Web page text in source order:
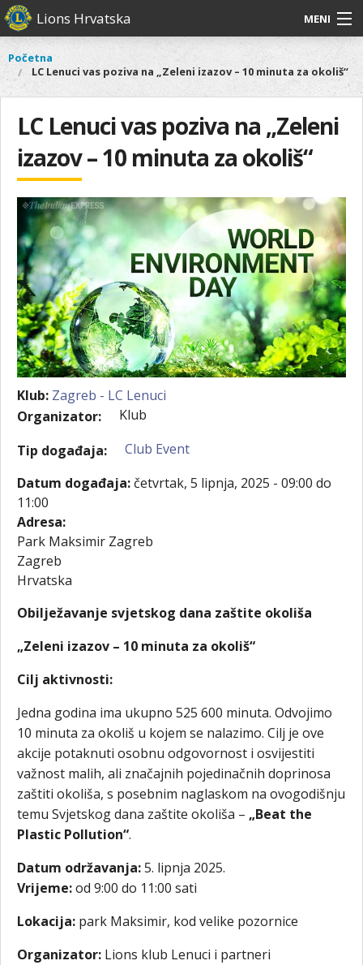
Skoči
na
sadržaj
Lions Hrvatska MENI
O nama
Lions Distrikt 126
Naši projekti
Aktivnosti
Glavni
izbornik
O
nama
Lions
Distrikt
126
Naši
projekti
Aktivnosti
Vi
ste
ovdje
Početna
LC Lenuci vas poziva na „Zeleni izazov – 10 minuta za okoliš“
LC Lenuci vas poziva na „Zeleni
izazov – 10 minuta za okoliš“
Klub: Zagreb - LC Lenuci
Organizator:
Klub
Tip događaja:
Club Event
Datum događaja: četvrtak, 5 lipnja, 2025 - 09:00 do
11:00
Adresa:
Park Maksimir Zagreb
Zagreb
Hrvatska
Obilježavanje svjetskog dana zaštite okoliša
„Zeleni izazov – 10 minuta za okoliš“
Cilj aktivnosti:
Jedna godina ima ukupno 525 600 minuta. Odvojimo
10 minuta za okoliš u kojem se nalazimo. Cilj je ove
akcije potaknuti osobnu odgovornost i osvijestiti
važnost malih, ali značajnih pojedinačnih doprinosa
zaštiti okoliša, s posebnim naglaskom na ovogodišnju
temu Svjetskog dana zaštite okoliša – „Beat the
Plastic Pollution“.
Datum održavanja:5. lipnja 2025.
Vrijeme:od 9:00 do 11:00 sati
Lokacija: park Maksimir, kod velike pozornice
Organizator: Lions klub Lenuci i partneri